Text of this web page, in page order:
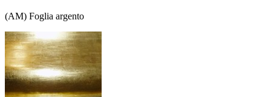
(AM) Foglia argento